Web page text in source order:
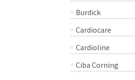
Burdick
Cardiocare
Cardioline
Ciba Corning